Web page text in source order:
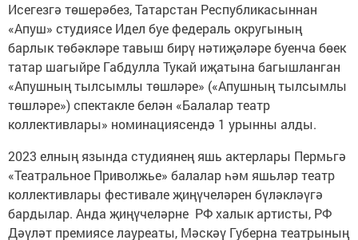
Исегезгә төшерәбез, Татарстан Республикасыннан
«Апуш» студиясе Идел буе федераль округының
барлык төбәкләре тавыш бирү нәтиҗәләре буенча бөек
татар шагыйре Габдулла Тукай иҗатына багышланган
«Апушның тылсымлы төшләре» («Апушның тылсымлы
төшләре») спектакле белән «Балалар театр
коллективлары» номинациясендә 1 урынны алды.
2023 елның язында студиянең яшь актерлары Пермьгә
«Театральное Приволжье» балалар һәм яшьләр театр
коллективлары фестивале җиңүчеләрен бүләкләүгә
бардылар. Анда җиңүчеләрне РФ халык артисты, РФ
Дәүләт премиясе лауреаты, Мәскәү Губерна театрының